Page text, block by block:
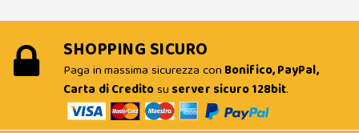
SHOPPING SICURO
Paga in massima sicurezza con Bonifico, PayPal,
Carta di Creditosu server sicuro 128bit.